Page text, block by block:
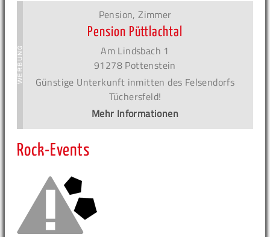
Pension, Zimmer
Pension Püttlachtal
Am Lindsbach 1
91278 Pottenstein
Günstige Unterkunft inmitten des Felsendorfs
Tüchersfeld!
Mehr Informationen
Rock-Events